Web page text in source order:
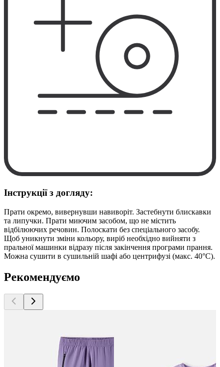
Інструкції з догляду:
Прати окремо, вивернувши навиворіт. Застебнути блискавки
та липучки. Прати миючим засобом, що не містить
відбілюючих речовин. Полоскати без спеціального засобу.
Щоб уникнути зміни кольору, виріб необхідно вийняти з
пральної машинки відразу після закінчення програми прання.
Можна сушити в сушильній шафі або центрифузі (макс. 40°C).
Рекомендуємо